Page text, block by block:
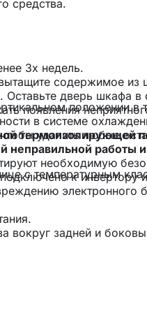
термоизолирующей
работы
с температурным
средства.
3х недель.
содержимое из
дверь шкафа в
появленияположении в
в системе
удалить любые
необходимую
к инвертору
электронного
вокруг задней и
Позаботьтесь
заблокировано.